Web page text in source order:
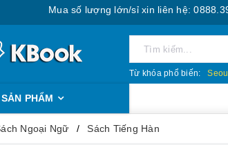
Mua số lượng lớn/sỉ xin liên hệ: 0888.393.555
Từ khóa phổ biến: Seoul
PHẨM
Ngoại Ngữ Sách Tiếng Hàn